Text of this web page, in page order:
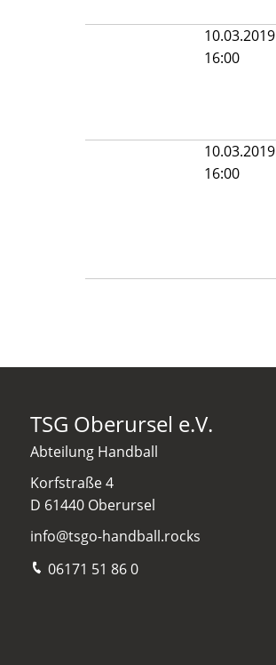
10.03.2019
16:00
10.03.2019
16:00
TSG Oberursel e.V.
Abteilung Handball
Korfstraße 4
D 61440 Oberursel
info@tsgo-handball.rocks
06171 51 86 0